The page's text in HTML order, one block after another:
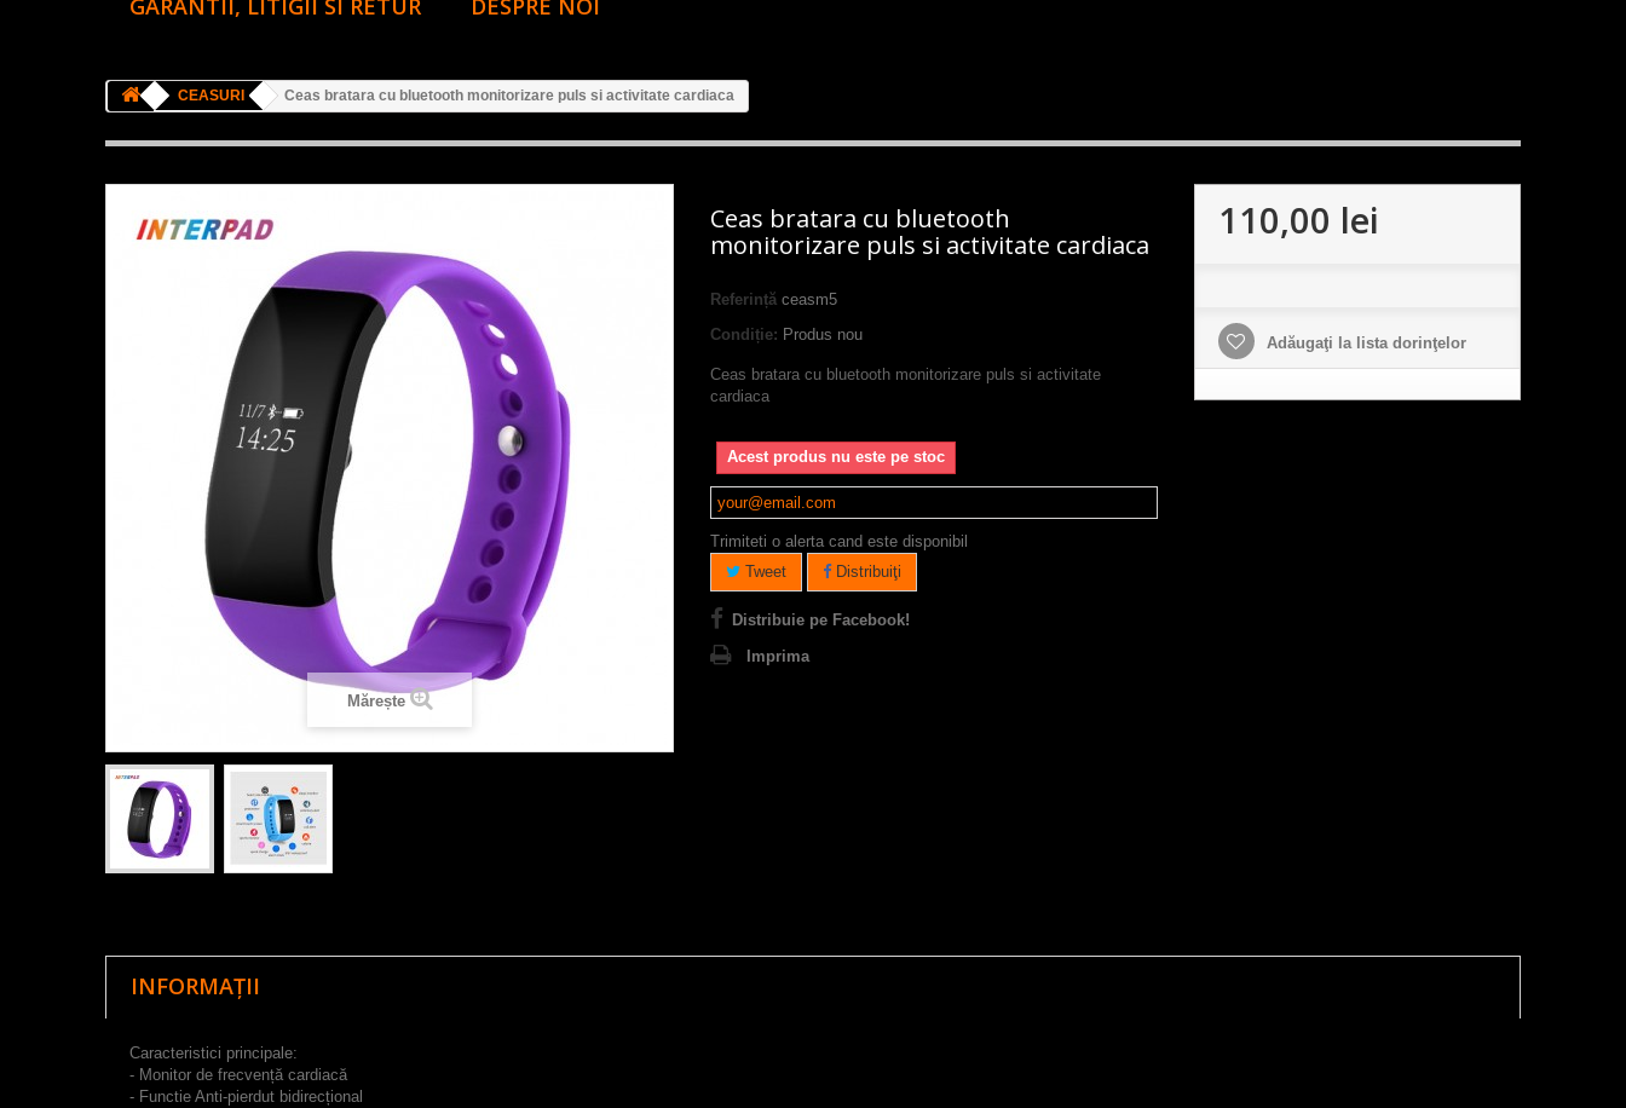
GARANTII, LITIGII SI RETUR DESPRE NOI
CEASURI Ceas bratara cu bluetooth monitorizare puls si activitate cardiaca
Mărește
Ceas bratara cu bluetooth
monitorizare puls si activitate cardiaca
Referință ceasm5
Condiție: Produs nou
Ceas bratara cu bluetooth monitorizare puls si activitate
cardiaca
Acest produs nu este pe stoc
Trimiteti o alerta cand este disponibil
Tweet
Distribuiţi
Distribuie pe Facebook!
Imprima
110,00 lei
Adăugaţi la lista dorinţelor
INFORMAȚII
Caracteristici principale:
- Monitor de frecvență cardiacă
- Functie Anti-pierdut bidirecțional